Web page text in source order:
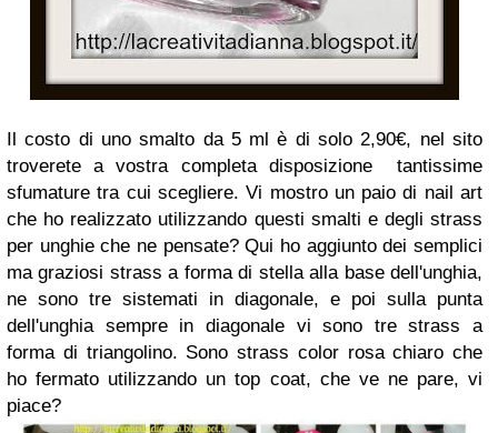
Il costo di uno smalto da 5 ml è di solo 2,90€, nel sito
troverete a vostra completa disposizione tantissime
sfumature tra cui scegliere. Vi mostro un paio di nail art
che ho realizzato utilizzando questi smalti e degli strass
per unghie che ne pensate? Qui ho aggiunto dei semplici
ma graziosi strass a forma di stella alla base dell'unghia,
ne sono tre sistemati in diagonale, e poi sulla punta
dell'unghia sempre in diagonale vi sono tre strass a
forma di triangolino. Sono strass color rosa chiaro che
ho fermato utilizzando un top coat, che ve ne pare, vi
piace?